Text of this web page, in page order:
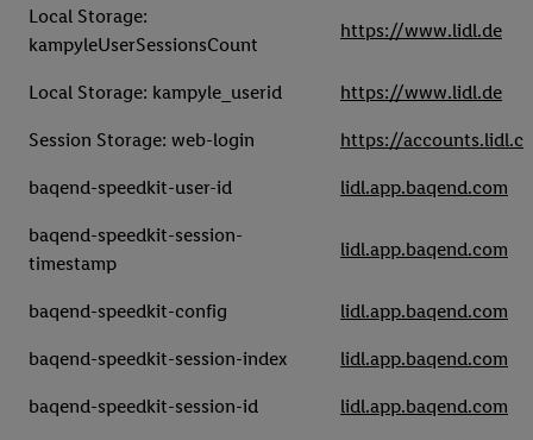
Local Storage:
kampyleUserSessionsCount
https://www.lidl.de
Local Storage: kampyle_userid https://www.lidl.de
Session Storage: web-login https://
baqend-speedkit-user-id lidl.app.baqend.com
baqend-speedkit-session-
timestamp
lidl.app.baqend.com
baqend-speedkit-config lidl.app.baqend.com
baqend-speedkit-session-index lidl.app.baqend.com
baqend-speedkit-session-id lidl.app.baqend.com